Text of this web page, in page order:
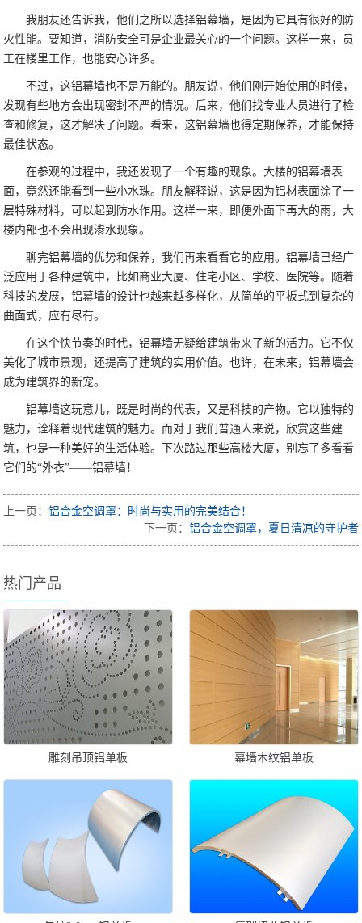
我朋友还告诉我，他们之所以选择铝幕墙，是因为它具有很好的防
火性能。要知道，消防安全可是企业最关心的一个问题。这样一来，员
工在楼里工作，也能安心许多。
不过，这铝幕墙也不是万能的。朋友说，他们刚开始使用的时候，
发现有些地方会出现密封不严的情况。后来，他们找专业人员进行了检
查和修复，这才解决了问题。看来，这铝幕墙也得定期保养，才能保持
最佳状态。
在参观的过程中，我还发现了一个有趣的现象。大楼的铝幕墙表
面，竟然还能看到一些小水珠。朋友解释说，这是因为铝材表面涂了一
层特殊材料，可以起到防水作用。这样一来，即便外面下再大的雨，大
楼内部也不会出现渗水现象。
聊完铝幕墙的优势和保养，我们再来看看它的应用。铝幕墙已经广
泛应用于各种建筑中，比如商业大厦、住宅小区、学校、医院等。随着
科技的发展，铝幕墙的设计也越来越多样化，从简单的平板式到复杂的
曲面式，应有尽有。
在这个快节奏的时代，铝幕墙无疑给建筑带来了新的活力。它不仅
美化了城市景观，还提高了建筑的实用价值。也许，在未来，铝幕墙会
成为建筑界的新宠。
铝幕墙这玩意儿，既是时尚的代表，又是科技的产物。它以独特的
魅力，诠释着现代建筑的魅力。而对于我们普通人来说，欣赏这些建
筑，也是一种美好的生活体验。下次路过那些高楼大厦，别忘了多看看
它们的“外衣”——铝幕墙！
上一页：铝合金空调罩：时尚与实用的完美结合！
下一页： 铝合金空调罩，夏日清凉的守护者
热门产品
雕刻吊顶铝单板 幕墙木纹铝单板